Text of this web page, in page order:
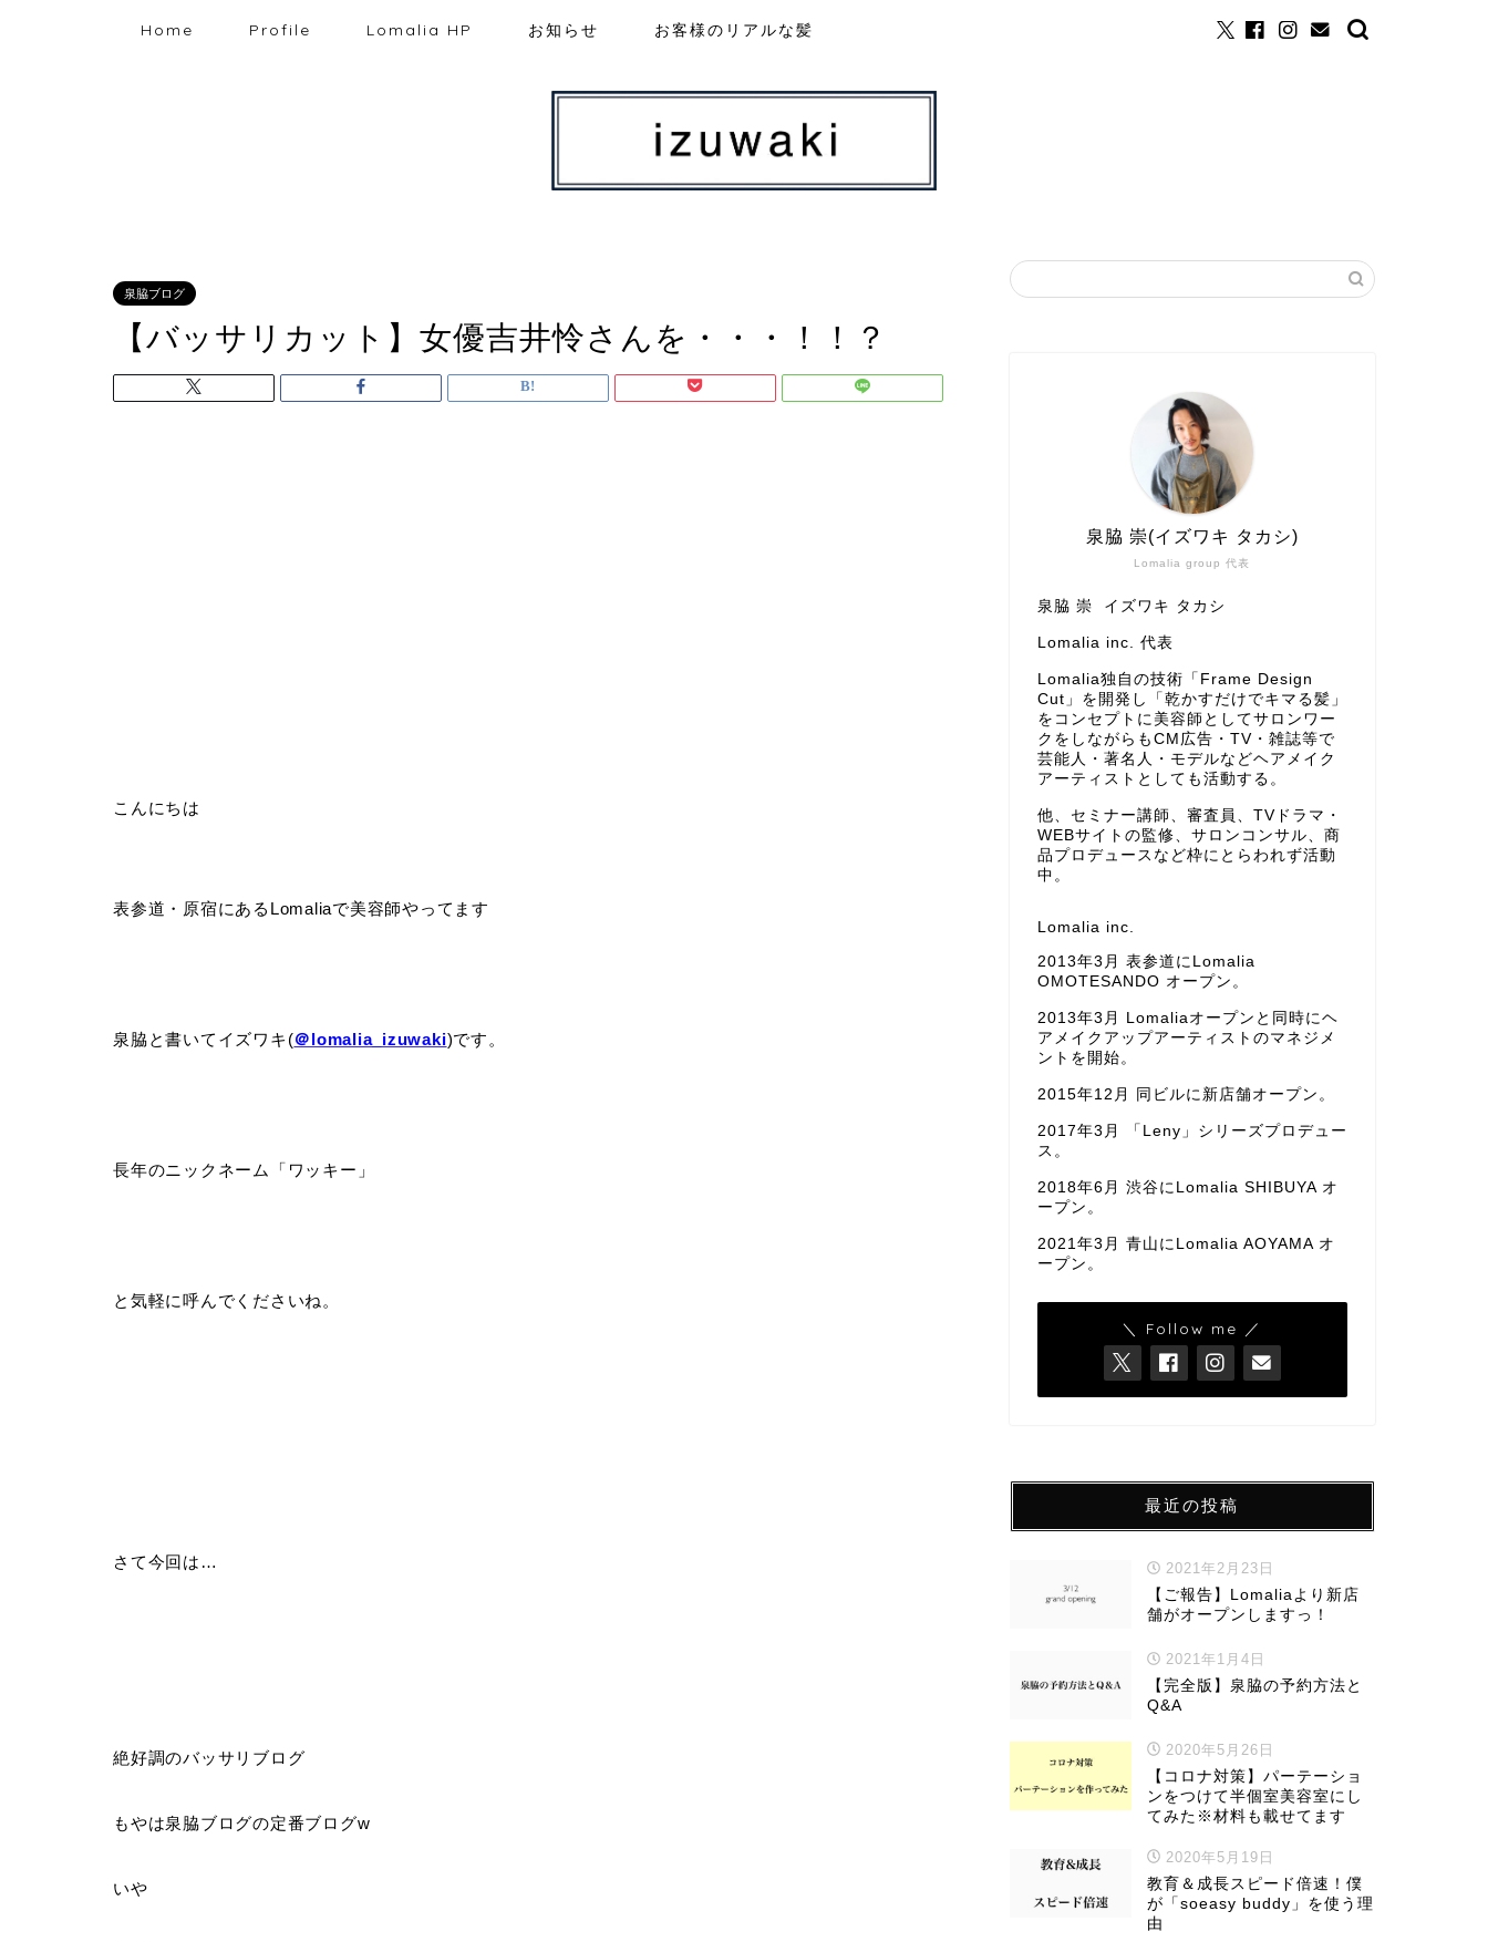
Home Profile Lomalia HP お知らせ お客様のリアルな髪
泉脇ブログ
【バッサリカット】女優吉井怜さんを・・・！！？
こんにちは
表参道・原宿にあるLomaliaで美容師やってます
泉脇と書いてイズワキ(＠lomalia_izuwaki)です。
長年のニックネーム「ワッキー」
と気軽に呼んでくださいね。
さて今回は…
絶好調のバッサリブログ
もやは泉脇ブログの定番ブログw
いや
Lomalia group 代表
泉脇 崇(イズワキ タカシ)
泉脇 崇 イズワキ タカシ
Lomalia inc. 代表
Lomalia独自の技術「Frame Design
Cut」を開発し「乾かすだけでキマる髪」
をコンセプトに美容師としてサロンワー
クをしながらもCM広告・TV・雑誌等で
芸能人・著名人・モデルなどヘアメイク
アーティストとしても活動する。
他、セミナー講師、審査員、TVドラマ・
WEBサイトの監修、サロンコンサル、商
品プロデュースなど枠にとらわれず活動
中。
Lomalia inc.
2013年3月 表参道にLomalia
OMOTESANDO オープン。
2013年3月 Lomaliaオープンと同時にヘ
アメイクアップアーティストのマネジメ
ントを開始。
2015年12月 同ビルに新店舗オープン。
2017年3月 「Leny」シリーズプロデュー
ス。
2018年6月 渋谷にLomalia SHIBUYA オ
ープン。
2021年3月 青山にLomalia AOYAMA オ
ープン。
＼ Follow me ／
最近の投稿
2021年2月23日
【ご報告】Lomaliaより新店
舗がオープンしますっ！
2021年1月4日
【完全版】泉脇の予約方法と
Q&A
2020年5月26日
【コロナ対策】パーテーショ
ンをつけて半個室美容室にし
てみた※材料も載せてます
2020年5月19日
教育＆成長スピード倍速！僕
が「soeasy buddy」を使う理
由